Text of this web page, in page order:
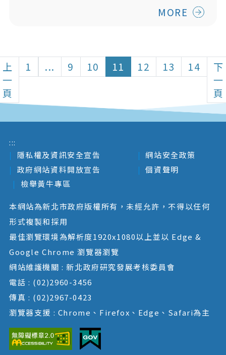
MORE
上
一
頁
1 ... 9 10 11 12 13 14
下
一
頁
:::
隱私權及資訊安全宣告
網站安全政策
政府網站資料開放宣告
個資聲明
檢舉黃牛專區
本網站為新北市政府版權所有，未經允許，不得以任何
形式複製和採用
最佳瀏覽環境為解析度1920x1080以上並以 Edge &
Google Chrome 瀏覽器瀏覽
網站維護機關 : 新北政府研究發展考核委員會
電話 : (02)2960-3456
傳真 : (02)2967-0423
瀏覽器支援 : Chrome、Firefox、Edge、Safari為主